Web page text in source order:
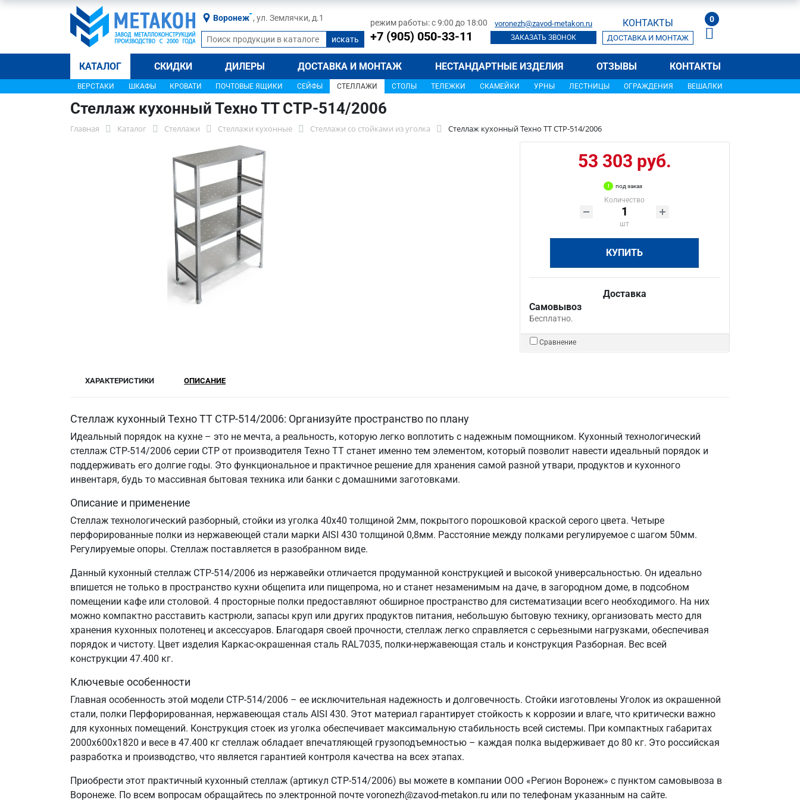
Воронеж , ул. Землячки, д.1 режим работы: с 9:00 до 18:00
+7 (905) 050-33-11
voronezh@zavod-metakon.ru
ЗАКАЗАТЬ ЗВОНОК
КОНТАКТЫ
ДОСТАВКА И МОНТАЖ
0
КАТАЛОГ СКИДКИ ДИЛЕРЫ ДОСТАВКА И МОНТАЖ НЕСТАНДАРТНЫЕ ИЗДЕЛИЯ ОТЗЫВЫ КОНТАКТЫ
ВЕРСТАКИ ШКАФЫ КРОВАТИ ПОЧТОВЫЕ ЯЩИКИ СЕЙФЫ СТЕЛЛАЖИ СТОЛЫ ТЕЛЕЖКИ СКАМЕЙКИ УРНЫ ЛЕСТНИЦЫ ОГРАЖДЕНИЯ ВЕШАЛКИ
Стеллаж кухонный Техно ТТ СТР-514/2006
Главная Каталог Стеллажи Стеллажи кухонные Стеллажи со стойками из уголка Стеллаж кухонный Техно ТТ СТР-514/2006
53 303 руб.
под заказ
Количество
шт
КУПИТЬ
Доставка
Самовывоз
Бесплатно.
Сравнение
ХАРАКТЕРИСТИКИ ОПИСАНИЕ
Стеллаж кухонный Техно ТТ СТР-514/2006: Организуйте пространство по плану
Идеальный порядок на кухне – это не мечта, а реальность, которую легко воплотить с надежным помощником. Кухонный технологический
стеллаж СТР-514/2006 серии СТР от производителя Техно ТТ станет именно тем элементом, который позволит навести идеальный порядок и
поддерживать его долгие годы. Это функциональное и практичное решение для хранения самой разной утвари, продуктов и кухонного
инвентаря, будь то массивная бытовая техника или банки с домашними заготовками.
Описание и применение
Стеллаж технологический разборный, стойки из уголка 40х40 толщиной 2мм, покрытого порошковой краской серого цвета. Четыре
перфорированные полки из нержавеющей стали марки AISI 430 толщиной 0,8мм. Расстояние между полками регулируемое с шагом 50мм.
Регулируемые опоры. Стеллаж поставляется в разобранном виде.
Данный кухонный стеллаж СТР-514/2006 из нержавейки отличается продуманной конструкцией и высокой универсальностью. Он идеально
впишется не только в пространство кухни общепита или пищепрома, но и станет незаменимым на даче, в загородном доме, в подсобном
помещении кафе или столовой. 4 просторные полки предоставляют обширное пространство для систематизации всего необходимого. На них
можно компактно расставить кастрюли, запасы круп или других продуктов питания, небольшую бытовую технику, организовать место для
хранения кухонных полотенец и аксессуаров. Благодаря своей прочности, стеллаж легко справляется с серьезными нагрузками, обеспечивая
порядок и чистоту. Цвет изделия Каркас-окрашенная сталь RAL7035, полки-нержавеющая сталь и конструкция Разборная. Вес всей
конструкции 47.400 кг.
Ключевые особенности
Главная особенность этой модели СТР-514/2006 – ее исключительная надежность и долговечность. Стойки изготовлены Уголок из окрашенной
стали, полки Перфорированная, нержавеющая сталь AISI 430. Этот материал гарантирует стойкость к коррозии и влаге, что критически важно
для кухонных помещений. Конструкция стоек из уголка обеспечивает максимальную стабильность всей системы. При компактных габаритах
2000х600х1820 и весе в 47.400 кг стеллаж обладает впечатляющей грузоподъемностью – каждая полка выдерживает до 80 кг. Это российская
разработка и производство, что является гарантией контроля качества на всех этапах.
Приобрести этот практичный кухонный стеллаж (артикул СТР-514/2006) вы можете в компании ООО «Регион Воронеж» с пунктом самовывоза в
Воронеже. По всем вопросам обращайтесь по электронной почте voronezh@zavod-metakon.ru или по телефонам указанным на сайте.